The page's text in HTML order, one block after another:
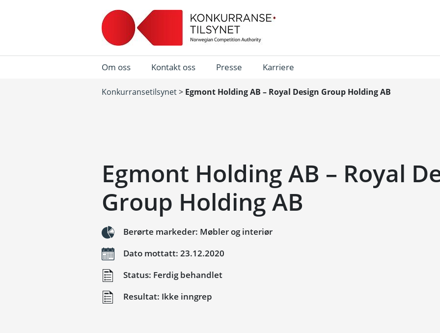
Om oss Kontakt oss Presse Karriere
Konkurransetilsynet> Egmont Holding AB – Royal Design Group Holding AB
Egmont Holding AB – Royal
Group Holding AB
Berørte markeder: Møbler og interiør
Dato mottatt: 23.12.2020
Status: Ferdig behandlet
Resultat: Ikke inngrep